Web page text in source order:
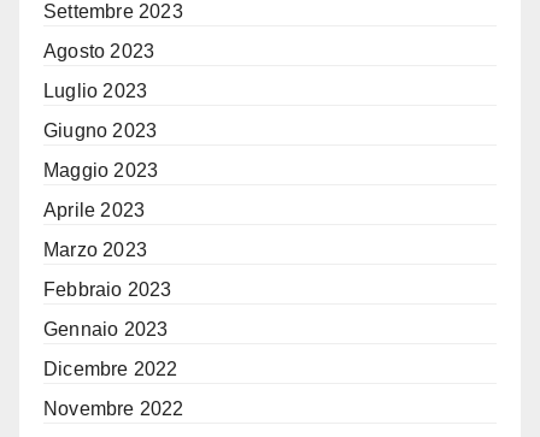
Settembre 2023
Agosto 2023
Luglio 2023
Giugno 2023
Maggio 2023
Aprile 2023
Marzo 2023
Febbraio 2023
Gennaio 2023
Dicembre 2022
Novembre 2022